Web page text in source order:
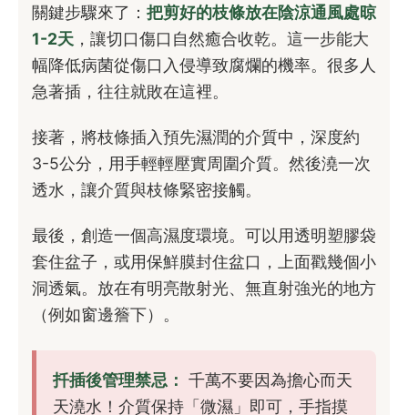
關鍵步驟來了： 把剪好的枝條放在陰涼通風處晾
1-2天 ，讓切口傷口自然癒合收乾。這一步能大
幅降低病菌從傷口入侵導致腐爛的機率。很多人
急著插，往往就敗在這裡。
接著，將枝條插入預先濕潤的介質中，深度約
3-5公分，用手輕輕壓實周圍介質。然後澆一次
透水，讓介質與枝條緊密接觸。
最後，創造一個高濕度環境。可以用透明塑膠袋
套住盆子，或用保鮮膜封住盆口，上面戳幾個小
洞透氣。放在有明亮散射光、無直射強光的地方
（例如窗邊簷下）。
扦插後管理禁忌： 千萬不要因為擔心而天
天澆水！介質保持「微濕」即可，手指摸